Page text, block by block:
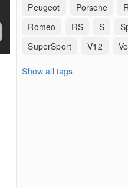
Peugeot
Porsche R
Romeo
RS S
SuperSport
V12
Show all tags